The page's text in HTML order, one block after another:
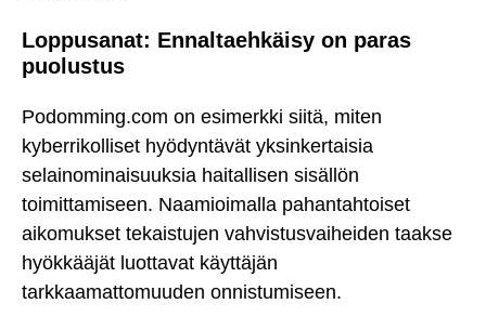
Loppusanat: Ennaltaehkäisy on paras
puolustus
Podomming.com on esimerkki siitä, miten
kyberrikolliset hyödyntävät yksinkertaisia
selainominaisuuksia haitallisen sisällön
toimittamiseen. Naamioimalla pahantahtoiset
aikomukset tekaistujen vahvistusvaiheiden taakse
hyökkääjät luottavat käyttäjän
tarkkaamattomuuden onnistumiseen.